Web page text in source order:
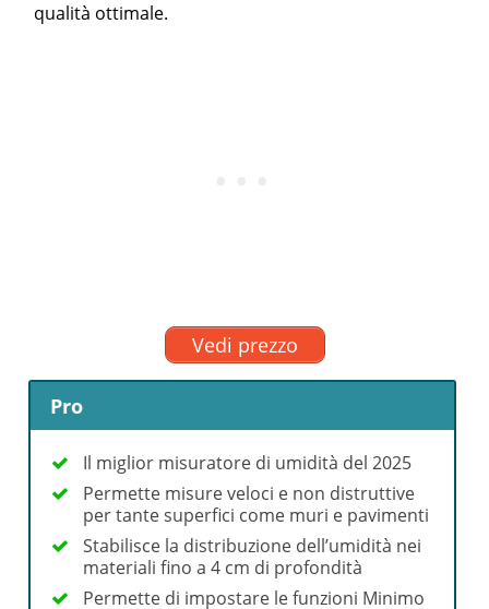
qualità ottimale.
Vedi prezzo
Pro
Il miglior misuratore di umidità del 2025
Permette misure veloci e non distruttive
per tante superfici come muri e pavimenti
Stabilisce la distribuzione dell’umidità nei
materiali fino a 4 cm di profondità
Permette di impostare le funzioni Minimo